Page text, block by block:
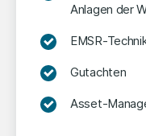
Anlagen der
EMSR-
Gutachten
Asset-